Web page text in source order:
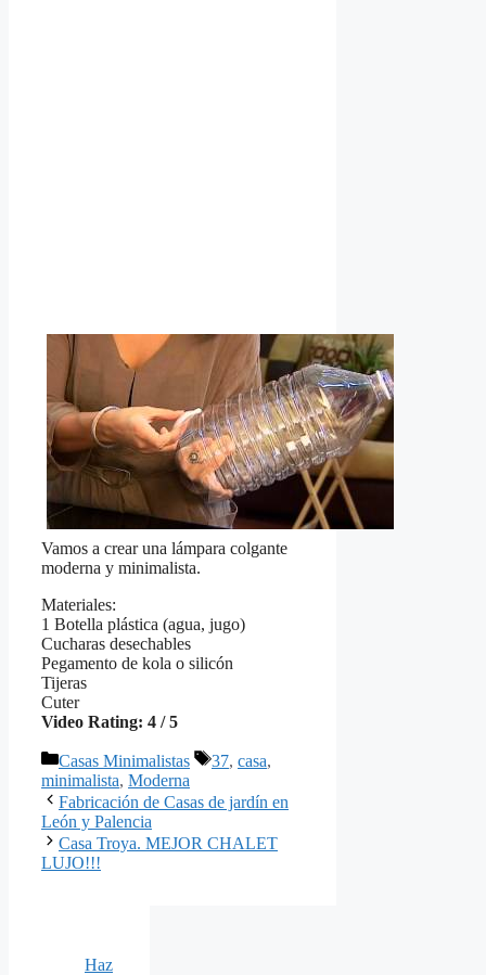
Vamos a crear una lámpara colgante
moderna y minimalista.
Materiales:
1 Botella plástica (agua, jugo)
Cucharas desechables
Pegamento de kola o silicón
Tijeras
Cuter
Video Rating: 4 / 5
Categorías
Casas Minimalistas Etiquetas
37, casa,
minimalista, Moderna
Fabricación de Casas de jardín en
León y Palencia
Casa Troya. MEJOR CHALET
LUJO!!!
Haz